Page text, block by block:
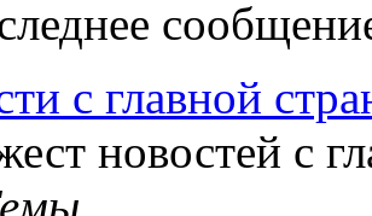
с главной
новостей с